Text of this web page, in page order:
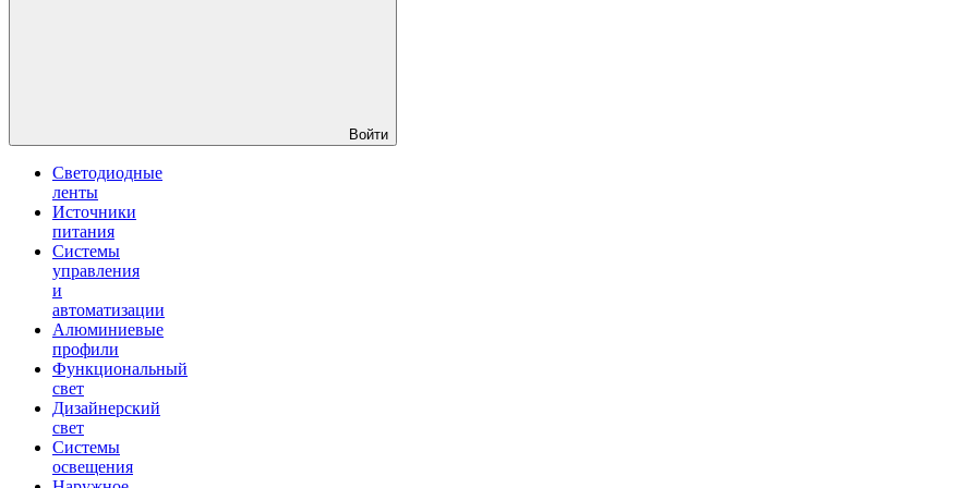
Войти
Светодиодные
ленты
Источники
питания
Системы
управления
и
автоматизации
Алюминиевые
профили
Функциональный
свет
Дизайнерский
свет
Системы
освещения